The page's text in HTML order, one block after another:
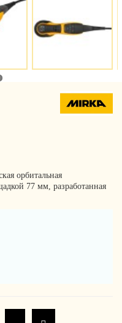
орбитальная
77 мм, разработанная